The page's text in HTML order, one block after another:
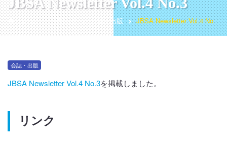
ホーム お知らせ 会誌・出版 JBSA Newsletter Vol.4 No.3
会誌・出版
JBSA Newsletter Vol.4 No.3を掲載しました。
リンク